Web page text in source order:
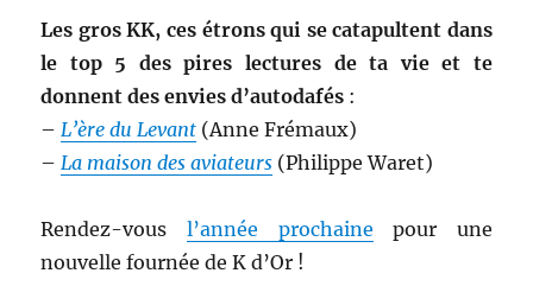
Les gros KK, ces étrons qui se catapultent dans
le top 5 des pires lectures de ta vie et te
donnent des envies d’autodafés :
– L’ère du Levant (Anne Frémaux)
– La maison des aviateurs (Philippe Waret)
Rendez-vous l’année prochaine pour une
nouvelle fournée de K d’Or !